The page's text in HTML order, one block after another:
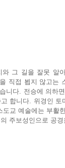
그 길을 잘못 알
직접 뵙지 않고는
니다. 전승에 의하
합니다. 위경인
교 예술에는 부활
주보성인으로 공